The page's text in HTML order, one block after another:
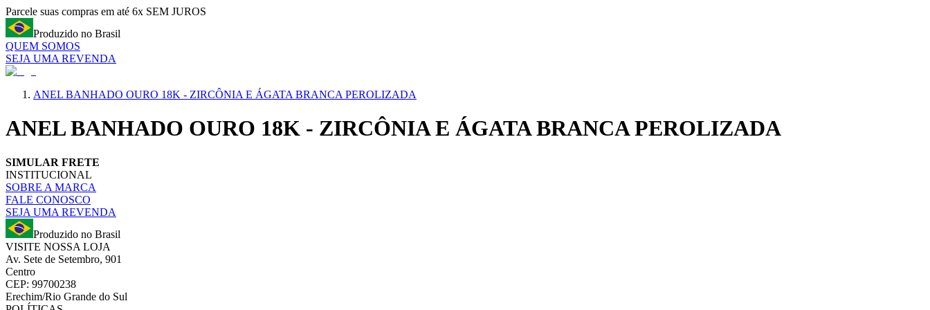
Parcele suas compras em até 6x SEM JUROS
Produzido no Brasil
QUEM SOMOS
SEJA UMA REVENDA
ANEL BANHADO OURO 18K - ZIRCÔNIA E ÁGATA BRANCA PEROLIZADA
ANEL BANHADO OURO 18K - ZIRCÔNIA E ÁGATA BRANCA PEROLIZADA
SIMULAR FRETE
INSTITUCIONAL
SOBRE A MARCA
FALE CONOSCO
SEJA UMA REVENDA
Produzido no Brasil
VISITE NOSSA LOJA
Av. Sete de Setembro, 901
Centro
CEP: 99700238
Erechim/Rio Grande do Sul